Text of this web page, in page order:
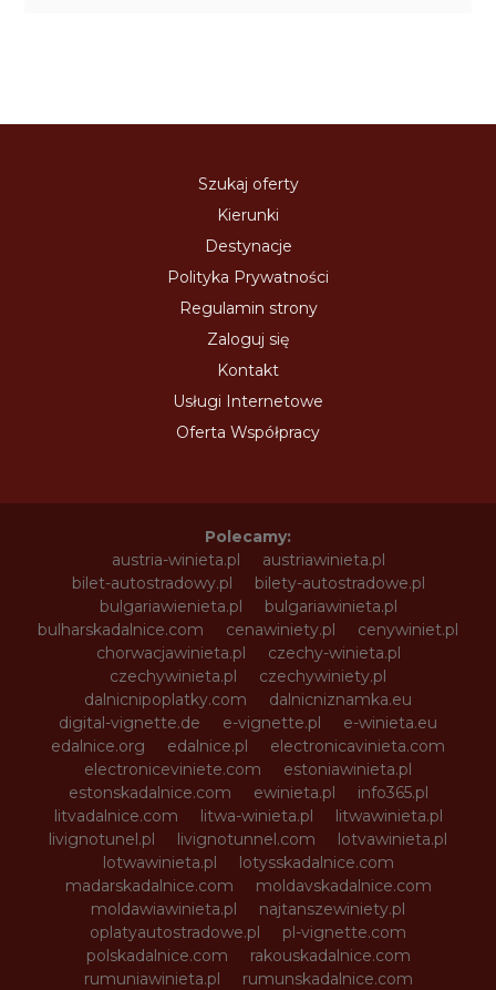
Szukaj oferty
Kierunki
Destynacje
Polityka Prywatności
Regulamin strony
Zaloguj się
Kontakt
Usługi Internetowe
Oferta Współpracy
Polecamy:
austria-winieta.pl
austriawinieta.pl
bilet-autostradowy.pl
bilety-autostradowe.pl
bulgariawienieta.pl
bulgariawinieta.pl
bulharskadalnice.com
cenawiniety.pl
cenywiniet.pl
chorwacjawinieta.pl
czechy-winieta.pl
czechywinieta.pl
czechywiniety.pl
dalnicnipoplatky.com
dalnicniznamka.eu
digital-vignette.de
e-vignette.pl
e-winieta.eu
edalnice.org
edalnice.pl
electronicavinieta.com
electroniceviniete.com
estoniawinieta.pl
estonskadalnice.com
ewinieta.pl
info365.pl
litvadalnice.com
litwa-winieta.pl
litwawinieta.pl
livignotunel.pl
livignotunnel.com
lotvawinieta.pl
lotwawinieta.pl
lotysskadalnice.com
madarskadalnice.com
moldavskadalnice.com
moldawiawinieta.pl
najtanszewiniety.pl
oplatyautostradowe.pl
pl-vignette.com
polskadalnice.com
rakouskadalnice.com
rumuniawinieta.pl
rumunskadalnice.com